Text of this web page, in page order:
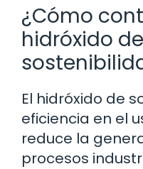
¿Cómo
hidróxido
El hidróxido de
eficiencia en el
reduce la
procesos